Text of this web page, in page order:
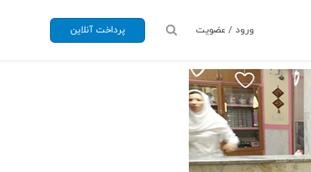
پرداخت آنلاین ورود / عضویت